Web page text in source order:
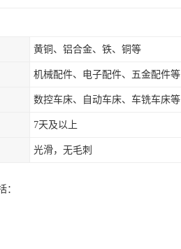
黄铜、铝合金、铁、铜等
机械配件、电子配件、五金配件等
数控车床、自动车床、车铣车床等
7天及以上
光滑，无毛刺
：